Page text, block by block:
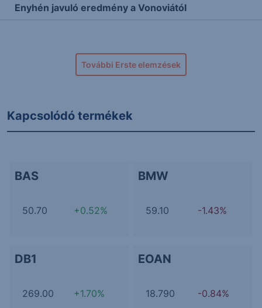
Enyhén javuló eredmény a Vonoviától
További Erste elemzések
Kapcsolódó termékek
BAS
50.70 +0.52%
BMW
59.10 -1.43%
DB1
269.00 +1.70%
EOAN
18.790 -0.84%